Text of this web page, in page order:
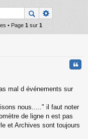
• Page 1 sur 1
mal d événements sur
nous....." il faut noter
de ligne n est pas
et Archives sont toujours